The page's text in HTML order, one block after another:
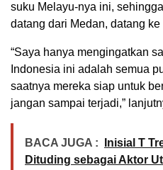
suku Melayu-nya ini,
datang dari Medan, datang ke
“Saya hanya mengingatkan
Indonesia ini adalah semua
saatnya mereka siap untuk
jangan sampai terjadi,”
BACA JUGA :
Inisial T
Dituding sebagai Aktor